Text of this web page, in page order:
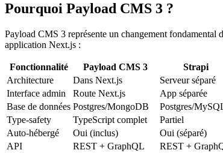
Pourquoi Payload CMS 3 ?
Payload CMS 3 représente un changement
application Next.js :
Fonctionnalité Payload CMS 3 Strapi
Architecture
Dans Next.js Serveur séparé
Interface admin
Route Next.js App séparée
Base de données Postgres/MongoDB Postgres/
Type-safety
TypeScript complet Partiel
Auto-hébergé
Oui (inclus) Oui (séparé)
API
REST + GraphQL REST +